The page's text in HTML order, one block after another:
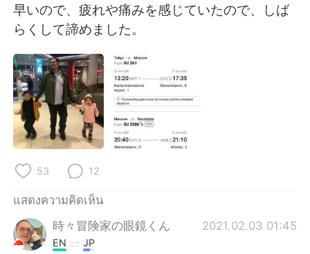
早いので、疲れや痛みを感じていたので、しば
らくして諦めました。
53 12
แสดงความคิดเห็น
時々冒険家の眼鏡くん
2021.02.03 01:45
EN JP